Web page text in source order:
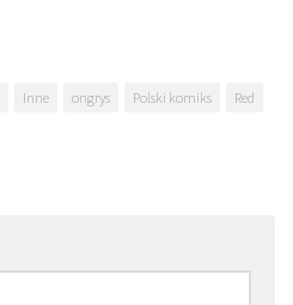
Inne ongrys Polski komiks Red